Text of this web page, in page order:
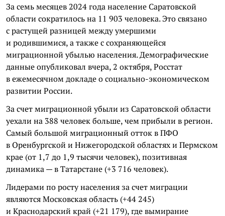
За семь месяцев 2024 года население Саратовской
области сократилось на 11 903 человека. Это связано
с растущей разницей между умершими
и родившимися, а также с сохраняющейся
миграционной убылью населения. Демографические
данные опубликовал вчера, 2 октября, Росстат
в ежемесячном докладе о социально-экономическом
развитии России.
За счет миграционной убыли из Саратовской области
уехали на 388 человек больше, чем прибыли в регион.
Самый большой миграционный отток в ПФО
в Оренбургской и Нижегородской областях и Пермском
крае (от 1,7 до 1,9 тысячи человек), позитивная
динамика — в Татарстане (+3 716 человек).
Лидерами по росту населения за счет миграции
являются Московская область (+44 245)
и Краснодарский край (+21 179), где вымирание